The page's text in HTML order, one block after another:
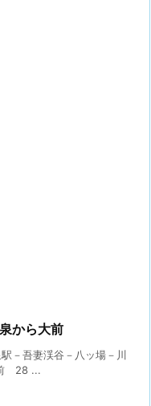
から大前
－吾妻渓谷－八ッ場－川
28 ...